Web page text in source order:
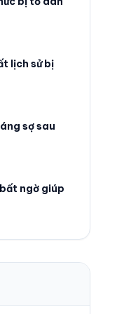
lịch sử bị
sợ sau
ngờ giúp